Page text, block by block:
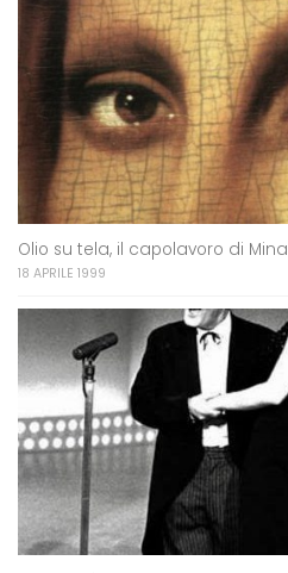
Olio su tela, il capolavoro di Mina
18 APRILE 1999